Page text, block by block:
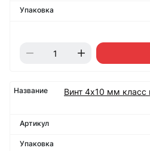
Винт 4х10 мм класс